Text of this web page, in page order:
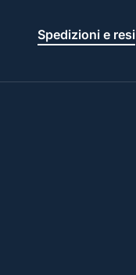
Spedizioni e resi